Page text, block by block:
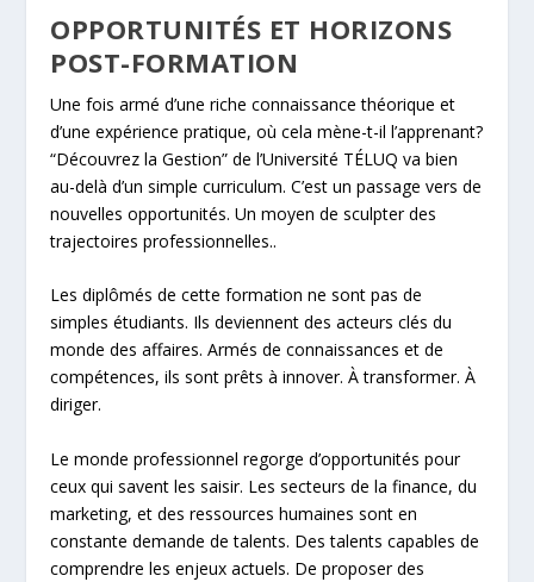
OPPORTUNITÉS ET HORIZONS
POST-FORMATION
Une fois armé d’une riche connaissance théorique et
d’une expérience pratique, où cela mène-t-il l’apprenant?
“Découvrez la Gestion” de l’Université TÉLUQ va bien
au-delà d’un simple curriculum. C’est un passage vers de
nouvelles opportunités. Un moyen de sculpter des
trajectoires professionnelles..
Les diplômés de cette formation ne sont pas de
simples étudiants. Ils deviennent des acteurs clés du
monde des affaires. Armés de connaissances et de
compétences, ils sont prêts à innover. À transformer. À
diriger.
Le monde professionnel regorge d’opportunités pour
ceux qui savent les saisir. Les secteurs de la finance, du
marketing, et des ressources humaines sont en
constante demande de talents. Des talents capables de
comprendre les enjeux actuels. De proposer des